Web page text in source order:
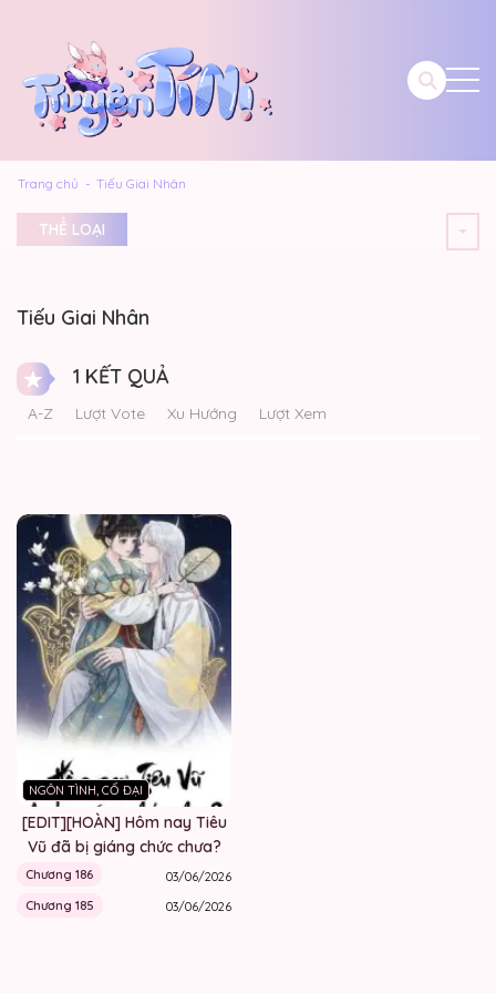
Trang chủ Tiếu Giai Nhân
THỂ LOẠI
Tiếu Giai Nhân
1 KẾT QUẢ
A-Z Lượt Vote Xu Hướng Lượt Xem
NGÔN TÌNH, CỔ ĐẠI
[EDIT][HOÀN] Hôm nay Tiêu
Vũ đã bị giáng chức chưa?
Chương 186
03/06/2026
Chương 185
03/06/2026